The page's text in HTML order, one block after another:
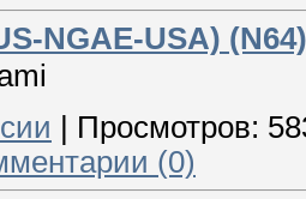
NGAE-USA) (N64)
Просмотров:
(0)